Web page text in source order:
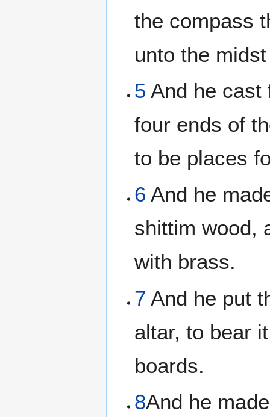
the compass
unto the
5 And he cast
four ends of
to be places
6 And he
shittim wood,
with brass.
7 And he put
altar, to bear
boards.
8And he